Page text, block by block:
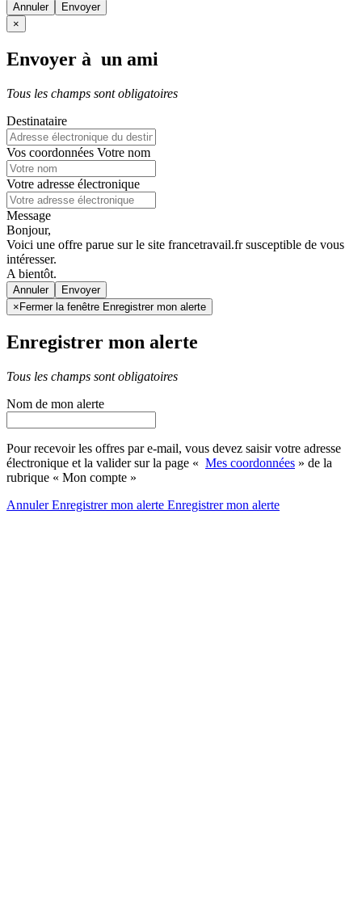
Annuler
×
Envoyer à un ami
Tous les champs sont obligatoires
Destinataire
Vos coordonnées Votre nom
Votre adresse électronique
Message
Bonjour,
Voici une offre parue sur le site francetravail.fr susceptible de vous
intéresser.
A bientôt.
Annuler
× Fermer la fenêtre Enregistrer mon alerte
Enregistrer mon alerte
Tous les champs sont obligatoires
Nom de mon alerte
Pour recevoir les offres par e-mail, vous devez saisir votre adresse
électronique et la valider sur la page « Mes coordonnées » de la
rubrique « Mon compte »
AnnulerEnregistrer mon alerte Enregistrermon alerte